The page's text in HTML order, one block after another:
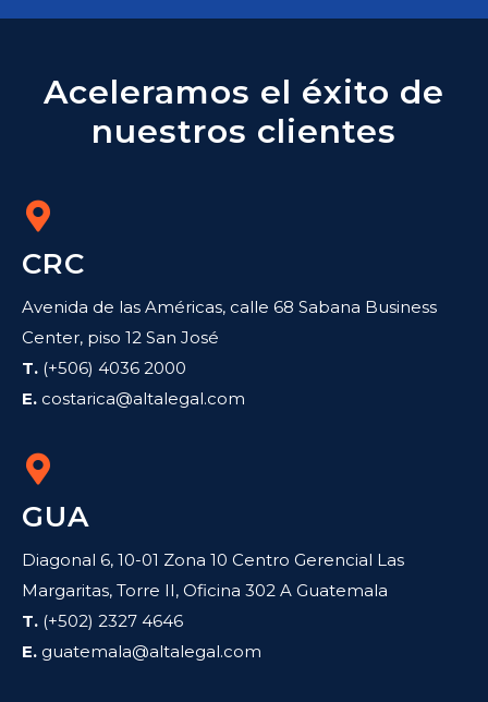
Aceleramos el éxito de
nuestros clientes
CRC
Avenida de las Américas, calle 68 Sabana Business
Center, piso 12 San José
T. (+506) 4036 2000
E. costarica@altalegal.com
GUA
Diagonal 6, 10-01 Zona 10 Centro Gerencial Las
Margaritas, Torre II, Oficina 302 A Guatemala
T. (+502) 2327 4646
E. guatemala@altalegal.com